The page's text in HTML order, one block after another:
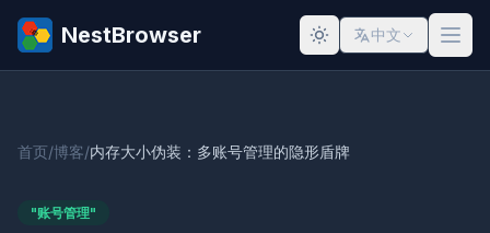
NestBrowser 中文
首页/博客/内存大小伪装：多账号管理的隐形盾牌
"账号管理"